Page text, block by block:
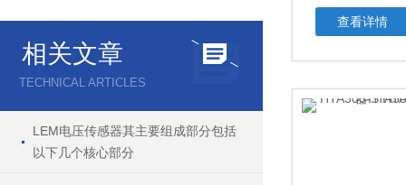
相关文章
TECHNICAL ARTICLES
LEM电压传感器其主要组成部分包括
以下几个核心部分
查看详情